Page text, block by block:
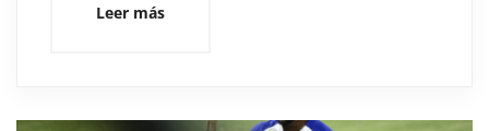
Leer más